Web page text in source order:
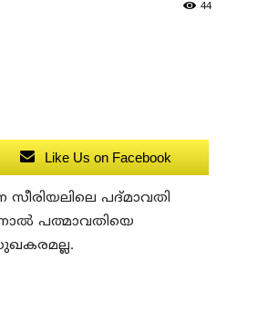
44
Like Us on Facebook
പദ്മാവതി
പത്മാവതിയെ